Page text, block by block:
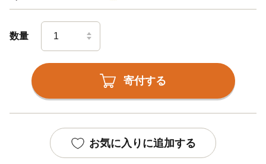
数量
寄付する
お気に入りに追加する